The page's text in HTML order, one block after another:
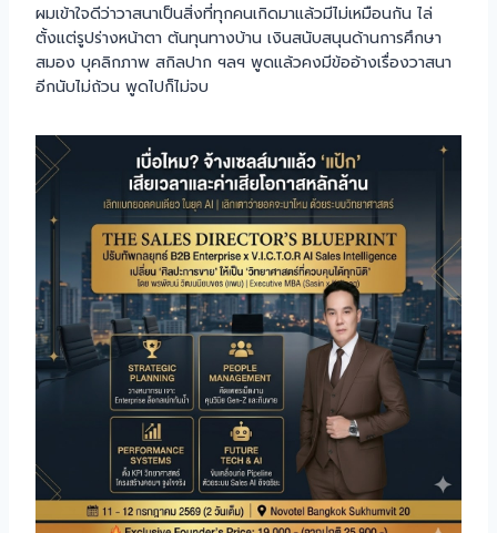
ผมเข้าใจดีว่าวาสนาเป็นสิ่งที่ทุกคนเกิดมาแล้วมีไม่เหมือนกัน ไล่
ตั้งแต่รูปร่างหน้าตา ต้นทุนทางบ้าน เงินสนับสนุนด้านการศึกษา
สมอง บุคลิกภาพ สกิลปาก ฯลฯ พูดแล้วคงมีข้ออ้างเรื่องวาสนา
อีกนับไม่ถ้วน พูดไปก็ไม่จบ